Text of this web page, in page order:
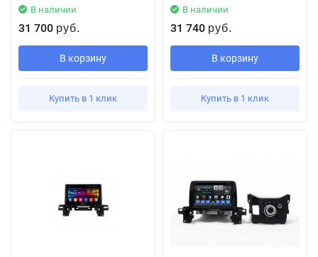
В наличии
31 700 руб.
В корзину
Купить в 1 клик
В наличии
31 740 руб.
В корзину
Купить в 1 клик